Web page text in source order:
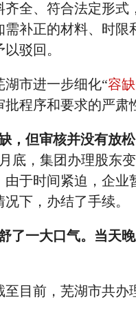
齐全、符合法定形
需补正的材料、时
驳回。
市进一步细化“容
程序和要求的严肃
，但审核并没有放松
底，集团办理股东
由于时间紧迫，企
下，办结了手续。
了一大口气。当天
目前，芜湖市共办